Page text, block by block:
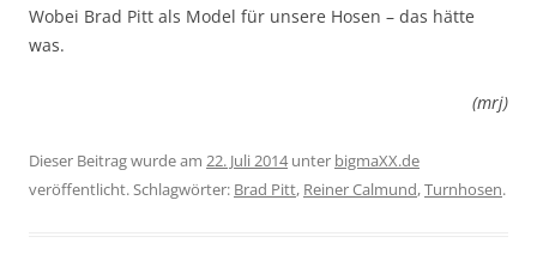
Wobei Brad Pitt als Model für unsere Hosen – das hätte
was.
(mrj)
Dieser Beitrag wurde am 22. Juli 2014unter bigmaXX.de
veröffentlicht. Schlagwörter: Brad Pitt, Reiner Calmund,Turnhosen.